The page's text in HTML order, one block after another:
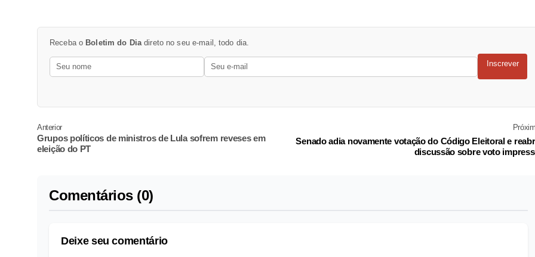
Receba o Boletim do Dia direto no seu e-mail, todo dia.
Inscrever
Anterior
Grupos políticos de ministros de Lula sofrem reveses em
eleição do PT
Senado adia novamente votação do Código Eleitoral e
discussão sobre voto
Comentários (0)
Deixe seu comentário